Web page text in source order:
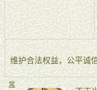
维护合法权益，公平诚